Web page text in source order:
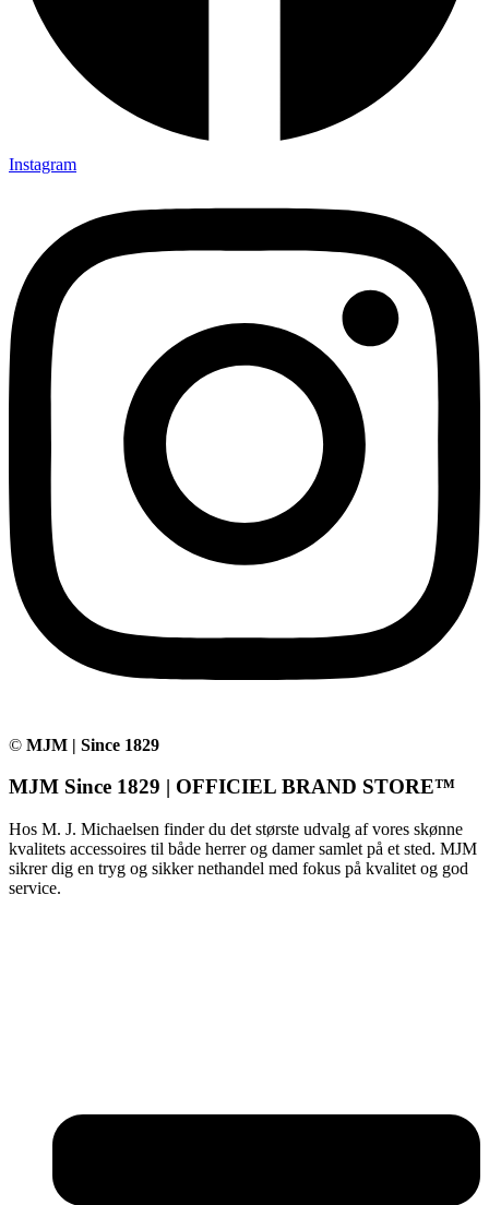
Instagram
© MJM | Since 1829
MJM Since 1829 | OFFICIEL BRAND STORE™
Hos M. J. Michaelsen finder du det største udvalg af vores skønne
kvalitets accessoires til både herrer og damer samlet på et sted. MJM
sikrer dig en tryg og sikker nethandel med fokus på kvalitet og god
service.